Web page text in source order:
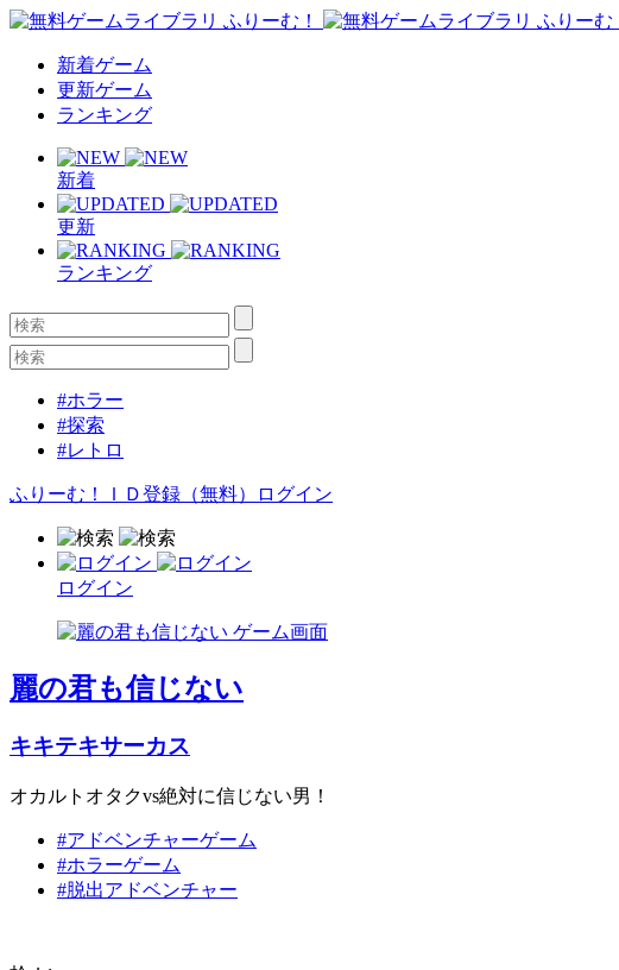
新着ゲーム
更新ゲーム
ランキング
新着
更新
ランキング
#ホラー
#探索
#レトロ
ふりーむ！ＩＤ登録（無料） ログイン
ログイン
麗の君も信じない
キキテキサーカス
オカルトオタクvs絶対に信じない男！
#アドベンチャーゲーム
#ホラーゲーム
#脱出アドベンチャー